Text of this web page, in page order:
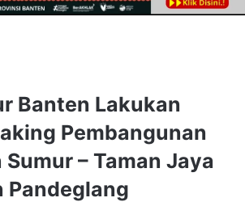
Banten Lakukan
Pembangunan
Sumur – Taman Jaya
Pandeglang